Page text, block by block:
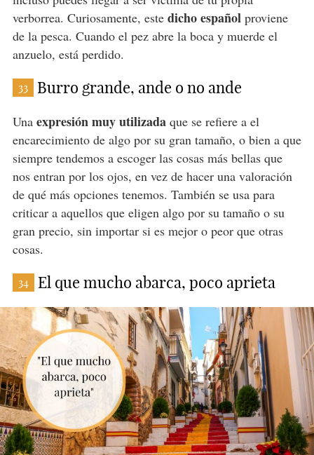
verborrea. Curiosamente, estedicho español proviene
de la pesca. Cuando el pez abre la boca y muerde el
anzuelo, está perdido.
33 Burro grande, ande o no ande
Una expresión muy utilizadaque se refiere a el
encarecimiento de algo por su gran tamaño, o bien a que
siempre tendemos a escoger las cosas más bellas que
nos entran por los ojos, en vez de hacer una valoración
de qué más opciones tenemos. También se usa para
criticar a aquellos que eligen algo por su tamaño o su
gran precio, sin importar si es mejor o peor que otras
cosas.
34 El que mucho abarca, poco aprieta